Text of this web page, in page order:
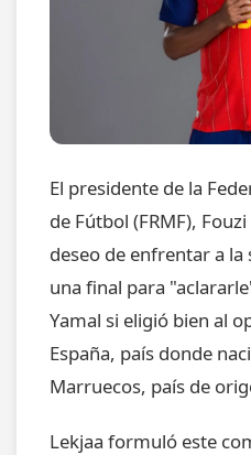
El presidente de la
de Fútbol (FRMF),
deseo de enfrentar a la
una final para
Yamal si eligió bien al
España, país donde
Marruecos, país de
Lekjaa formuló este